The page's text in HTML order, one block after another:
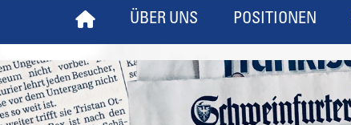
ÜBER UNS POSITIONEN